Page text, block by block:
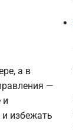
а в
—
и
избежать